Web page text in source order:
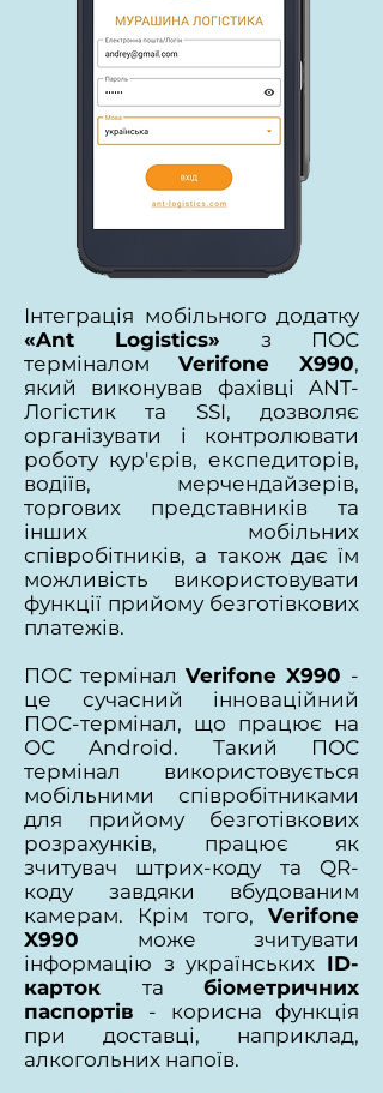
Інтеграція мобільного додатку
«Ant Logistics» з ПОС
терміналом Verifone X990,
який виконував фахівці ANT-
Логістик та SSI, дозволяє
організувати і контролювати
роботу кур'єрів, експедиторів,
водіїв, мерчендайзерів,
торгових представників та
інших мобільних
співробітників, а також дає їм
можливість використовувати
функції прийому безготівкових
платежів.
ПОС термінал Verifone X990 -
це сучасний інноваційний
ПОС-термінал, що працює на
ОС Android. Такий ПОС
термінал використовується
мобільними співробітниками
для прийому безготівкових
розрахунків, працює як
зчитувач штрих-коду та QR-
коду завдяки вбудованим
камерам. Крім того, Verifone
X990 може зчитувати
інформацію з українських ID-
карток та біометричних
паспортів - корисна функція
при доставці, наприклад,
алкогольних напоїв.